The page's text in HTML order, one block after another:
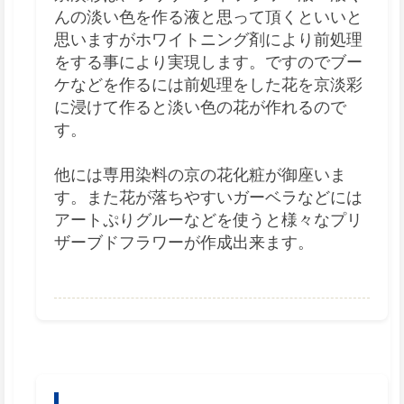
んの淡い色を作る液と思って頂くといいと
思いますがホワイトニング剤により前処理
をする事により実現します。ですのでブー
ケなどを作るには前処理をした花を京淡彩
に浸けて作ると淡い色の花が作れるので
す。
他には専用染料の京の花化粧が御座いま
す。また花が落ちやすいガーベラなどには
アートぷりグルーなどを使うと様々なプリ
ザーブドフラワーが作成出来ます。